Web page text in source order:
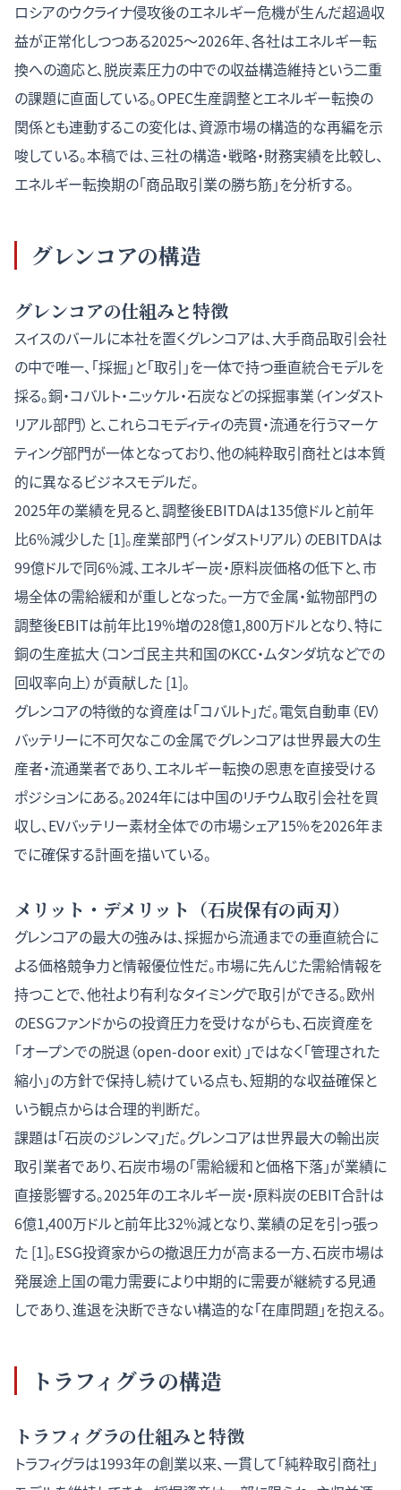
ロシアのウクライナ侵攻後のエネルギー危機が生んだ超過収
益が正常化しつつある2025〜2026年、各社はエネルギー転
換への適応と、脱炭素圧力の中での収益構造維持という二重
の課題に直面している。OPEC生産調整とエネルギー転換の
関係とも連動するこの変化は、資源市場の構造的な再編を示
唆している。本稿では、三社の構造・戦略・財務実績を比較し、
エネルギー転換期の「商品取引業の勝ち筋」を分析する。
グレンコアの構造
グレンコアの仕組みと特徴
スイスのバールに本社を置くグレンコアは、大手商品取引会社
の中で唯一、「採掘」と「取引」を一体で持つ垂直統合モデルを
採る。銅・コバルト・ニッケル・石炭などの採掘事業（インダスト
リアル部門）と、これらコモディティの売買・流通を行うマーケ
ティング部門が一体となっており、他の純粋取引商社とは本質
的に異なるビジネスモデルだ。
2025年の業績を見ると、調整後EBITDAは135億ドルと前年
比6%減少した [1]。産業部門（インダストリアル）のEBITDAは
99億ドルで同6%減、エネルギー炭・原料炭価格の低下と、市
場全体の需給緩和が重しとなった。一方で金属・鉱物部門の
調整後EBITは前年比19%増の28億1,800万ドルとなり、特に
銅の生産拡大（コンゴ民主共和国のKCC・ムタンダ坑などでの
回収率向上）が貢献した [1]。
グレンコアの特徴的な資産は「コバルト」だ。電気自動車（EV）
バッテリーに不可欠なこの金属でグレンコアは世界最大の生
産者・流通業者であり、エネルギー転換の恩恵を直接受ける
ポジションにある。2024年には中国のリチウム取引会社を買
収し、EVバッテリー素材全体での市場シェア15%を2026年ま
でに確保する計画を描いている。
メリット・デメリット（石炭保有の両刃）
グレンコアの最大の強みは、採掘から流通までの垂直統合に
よる価格競争力と情報優位性だ。市場に先んじた需給情報を
持つことで、他社より有利なタイミングで取引ができる。欧州
のESGファンドからの投資圧力を受けながらも、石炭資産を
「オープンでの脱退（open-door exit）」ではなく「管理された
縮小」の方針で保持し続けている点も、短期的な収益確保と
いう観点からは合理的判断だ。
課題は「石炭のジレンマ」だ。グレンコアは世界最大の輸出炭
取引業者であり、石炭市場の「需給緩和と価格下落」が業績に
直接影響する。2025年のエネルギー炭・原料炭のEBIT合計は
6億1,400万ドルと前年比32%減となり、業績の足を引っ張っ
た [1]。ESG投資家からの撤退圧力が高まる一方、石炭市場は
発展途上国の電力需要により中期的に需要が継続する見通
しであり、進退を決断できない構造的な「在庫問題」を抱える。
トラフィグラの構造
トラフィグラの仕組みと特徴
トラフィグラは1993年の創業以来、一貫して「純粋取引商社」